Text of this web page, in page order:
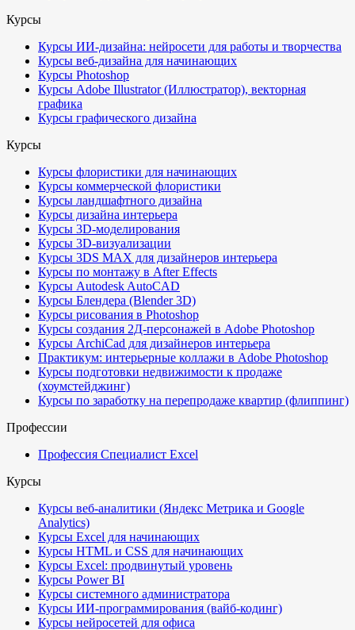
Курсы
Курсы ИИ-дизайна: нейросети для работы и творчества
Курсы веб-дизайна для начинающих
Курсы Photoshop
Курсы Adobe Illustrator (Иллюстратор), векторная
графика
Курсы графического дизайна
Курсы
Курсы флористики для начинающих
Курсы коммерческой флористики
Курсы ландшафтного дизайна
Курсы дизайна интерьера
Курсы 3D-моделирования
Курсы 3D-визуализации
Курсы 3DS MAX для дизайнеров интерьера
Курсы по монтажу в After Effects
Курсы Autodesk AutoCAD
Курсы Блендера (Blender 3D)
Курсы рисования в Photoshop
Курсы создания 2Д-персонажей в Adobe Photoshop
Курсы ArchiCad для дизайнеров интерьера
Практикум: интерьерные коллажи в Adobe Photoshop
Курсы подготовки недвижимости к продаже
(хоумстейджинг)
Курсы по заработку на перепродаже квартир (флиппинг)
Профессии
Профессия Специалист Excel
Курсы
Курсы веб-аналитики (Яндекс Метрика и Google
Analytics)
Курсы Excel для начинающих
Курсы HTML и CSS для начинающих
Курсы Excel: продвинутый уровень
Курсы Power BI
Курсы системного администратора
Курсы ИИ-программирования (вайб-кодинг)
Курсы нейросетей для офиса